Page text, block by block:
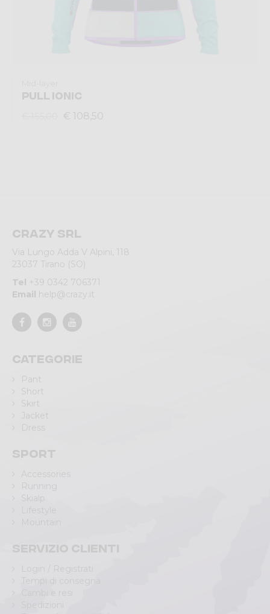
PULL IONIC
€ 108,50
Crazy srl
Via Lungo Adda V Alpini, 118
23037 Tirano (SO)
Tel +39 0342 706371
Email help@crazy.it
Categorie
Pant
Short
Skirt
Jacket
Dress
Sport
Accessories
Running
Skialp
Servizio clienti